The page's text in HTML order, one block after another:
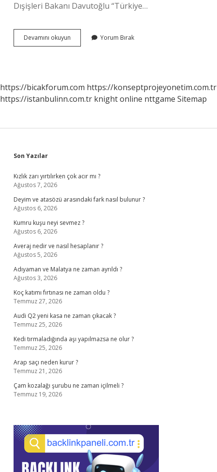
Dışişleri Bakanı Davutoğlu “Türkiye…
Devamını okuyun Türkiyenin
Kardeş
Yorum Bırak
https://bicakforum.com https://konseptprojeyonetim.com.tr
https://istanbulinn.com.tr knight online nttgame Sitemap
Sidebar
Son Yazılar
Kızlık zarı yırtılırken çok acır mı ?
Ağustos 7, 2026
Deyim ve atasözü arasındaki fark nasıl bulunur ?
Ağustos 6, 2026
Kumru kuşu neyi sevmez ?
Ağustos 6, 2026
Averaj nedir ve nasıl hesaplanır ?
Ağustos 5, 2026
Adıyaman ve Malatya ne zaman ayrıldı ?
Ağustos 3, 2026
Koç katımı fırtınası ne zaman oldu ?
Temmuz 27, 2026
Audi Q2 yeni kasa ne zaman çıkacak ?
Temmuz 25, 2026
Kedi tırmaladığında aşı yapılmazsa ne olur ?
Temmuz 25, 2026
Arap saçı neden kurur ?
Temmuz 21, 2026
Çam kozalağı şurubu ne zaman içilmeli ?
Temmuz 19, 2026